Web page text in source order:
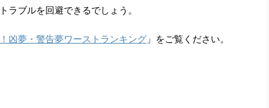
ラブルを回避できるでしょう。
凶夢・警告夢ワーストランキング 」をご覧ください。